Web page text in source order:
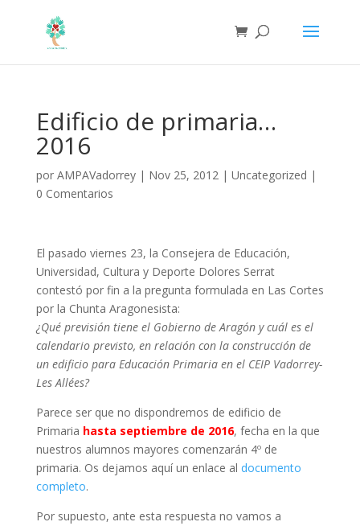
Edificio de primaria…
2016
por AMPAVadorrey| Nov 25, 2012| Uncategorized |
0 Comentarios
El pasado viernes 23, la Consejera de Educación,
Universidad, Cultura y Deporte Dolores Serrat
contestó por fin a la pregunta formulada en Las Cortes
por la Chunta Aragonesista:
¿Qué previsión tiene el Gobierno de Aragón y cuál es el
calendario previsto, en relación con la construcción de
un edificio para Educación Primaria en el CEIP Vadorrey-
Les Allées?
Parece ser que no dispondremos de edificio de
Primaria hasta septiembre de 2016, fecha en la que
nuestros alumnos mayores comenzarán 4º de
primaria. Os dejamos aquí un enlace al documento
completo.
Por supuesto, ante esta respuesta no vamos a